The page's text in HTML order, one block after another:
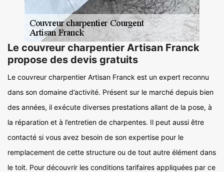
Le couvreur charpentier Artisan Franck
propose des devis gratuits
Le couvreur charpentier Artisan Franck est un expert reconnu
dans son domaine d’activité. Présent sur le marché depuis bien
des années, il exécute diverses prestations allant de la pose, à
la réparation et à l’entretien de charpentes. Il peut aussi être
contacté si vous avez besoin de son expertise pour le
remplacement de cette structure ou de tout autre élément dans
le toit. Pour découvrir les conditions tarifaires appliquées par ce